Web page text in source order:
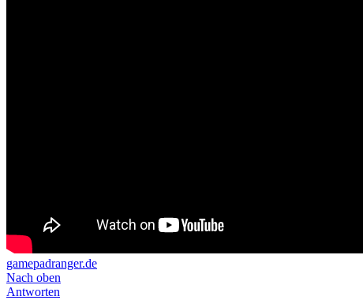
gamepadranger.de
Nach oben
Antworten